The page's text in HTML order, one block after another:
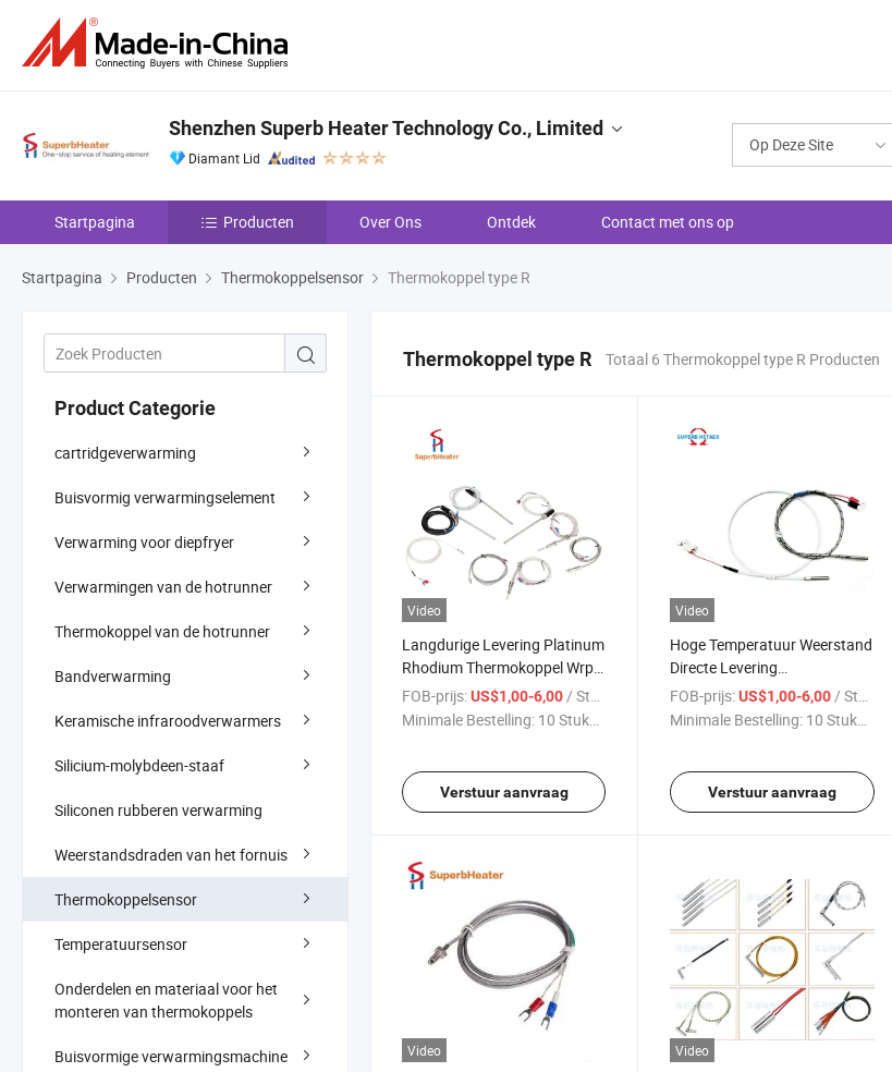
Op Deze Site
Shenzhen Superb Heater Technology Co., Limited
Diamant Lid
Startpagina Producten Over Ons Ontdek Contact met ons op
Startpagina Producten Thermokoppelsensor Thermokoppel type R
Product Categorie
cartridgeverwarming
Buisvormig verwarmingselement
Verwarming voor diepfryer
Verwarmingen van de hotrunner
Thermokoppel van de hotrunner
Bandverwarming
Keramische infraroodverwarmers
Silicium-molybdeen-staaf
Siliconen rubberen verwarming
Weerstandsdraden van het fornuis
Thermokoppelsensor
Temperatuursensor
Onderdelen en materiaal voor het
monteren van thermokoppels
Buisvormige verwarmingsmachine
Thermokoppel type R Totaal 6 Thermokoppel type R Producten
Video
Langdurige Levering Platinum
Rhodium Thermokoppel Wrp-
130 S Afstudeernummer Serie
FOB-prijs:US$1,00-6,00/ Stuk
Minimale Bestelling: 10 Stukken
Verstuur aanvraag
Video
Hoge Temperatuur Weerstand
Directe Levering
Thermokoppel
FOB-prijs: US$1,00-6,00/ Stuk
Minimale Bestelling: 10 Stukken
Verstuur aanvraag
Video Video